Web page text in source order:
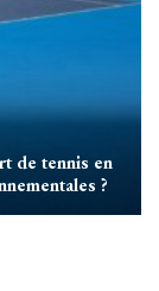
de tennis en
?